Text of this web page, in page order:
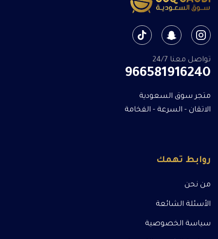
تواصل معنا 24/7
966581916240
متجر سوق السعودية
الاتقان - السرعة - الفخامة
روابط تهمك
من نحن
الأسئلة الشائعة
سياسة الخصوصية